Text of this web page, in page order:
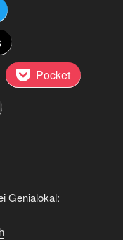
Pocket
Genialokal: